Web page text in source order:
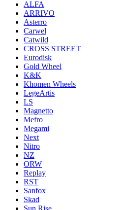
ALFA
ARRIVO
Asterro
Carwel
Catwild
CROSS STREET
Eurodisk
Gold Wheel
K&K
Khomen Wheels
LegeArtis
LS
Magnetto
Mefro
Megami
Next
Nitro
NZ
ORW
Replay
RST
Sanfox
Skad
Sun Rise